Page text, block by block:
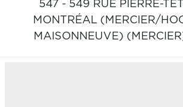
547 - 549 RUE PIERRE-
MONTRÉAL (MERCIER/
MAISONNEUVE)